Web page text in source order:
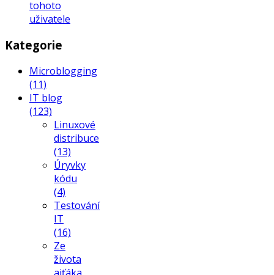
tohoto
uživatele
Kategorie
Microblogging
(11)
IT blog
(123)
Linuxové
distribuce
(13)
Úryvky
kódu
(4)
Testování
IT
(16)
Ze
života